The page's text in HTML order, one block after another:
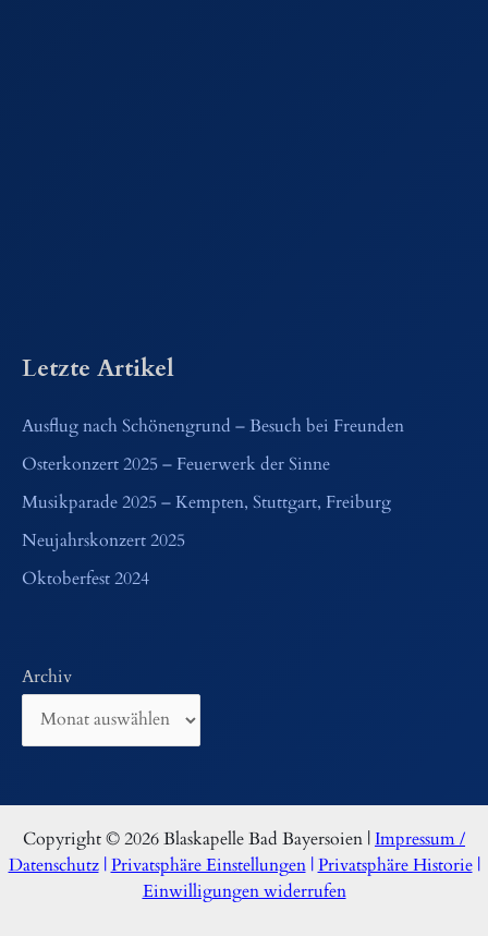
Letzte Artikel
Ausflug nach Schönengrund – Besuch bei Freunden
Osterkonzert 2025 – Feuerwerk der Sinne
Musikparade 2025 – Kempten, Stuttgart, Freiburg
Neujahrskonzert 2025
Oktoberfest 2024
Archiv
Copyright © 2026 Blaskapelle Bad Bayersoien | Impressum /
Datenschutz|Privatsphäre Einstellungen|Privatsphäre Historie|
Einwilligungen widerrufen